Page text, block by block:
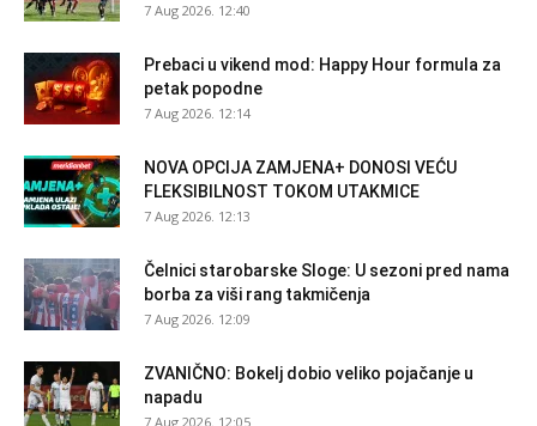
7 Aug 2026. 12:40
Prebaci u vikend mod: Happy Hour formula za
petak popodne
7 Aug 2026. 12:14
NOVA OPCIJA ZAMJENA+ DONOSI VEĆU
FLEKSIBILNOST TOKOM UTAKMICE
7 Aug 2026. 12:13
Čelnici starobarske Sloge: U sezoni pred nama
borba za viši rang takmičenja
7 Aug 2026. 12:09
ZVANIČNO: Bokelj dobio veliko pojačanje u
napadu
7 Aug 2026. 12:05